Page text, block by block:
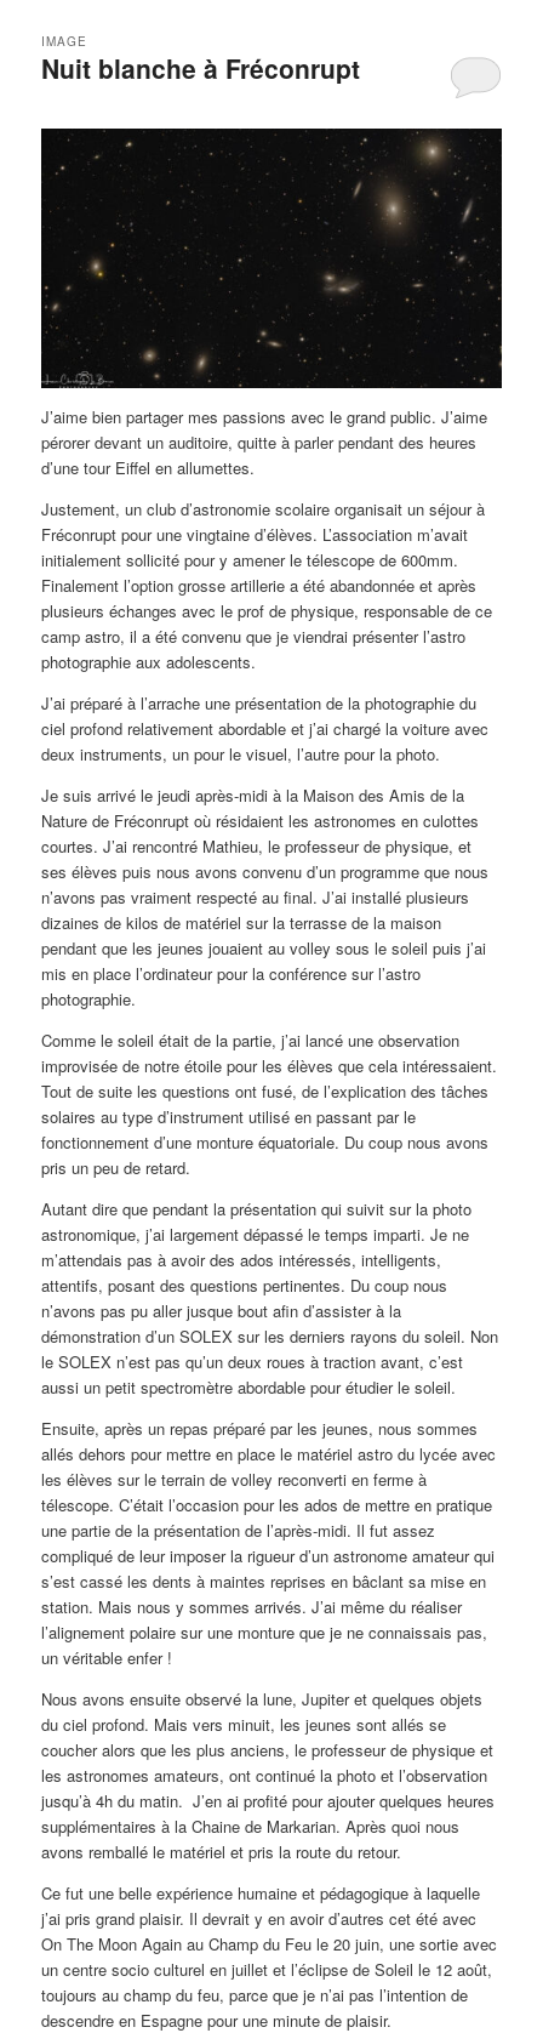
Nuit blanche à Fréconrupt
IMAGE
J’aime bien partager mes passions avec le grand public. J’aime
pérorer devant un auditoire, quitte à parler pendant des heures
d’une tour Eiffel en allumettes.
Justement, un club d’astronomie scolaire organisait un séjour à
Fréconrupt pour une vingtaine d’élèves. L’association m’avait
initialement sollicité pour y amener le télescope de 600mm.
Finalement l’option grosse artillerie a été abandonnée et après
plusieurs échanges avec le prof de physique, responsable de ce
camp astro, il a été convenu que je viendrai présenter l’astro
photographie aux adolescents.
J’ai préparé à l’arrache une présentation de la photographie du
ciel profond relativement abordable et j’ai chargé la voiture avec
deux instruments, un pour le visuel, l’autre pour la photo.
Je suis arrivé le jeudi après-midi à la Maison des Amis de la
Nature de Fréconrupt où résidaient les astronomes en culottes
courtes. J’ai rencontré Mathieu, le professeur de physique, et
ses élèves puis nous avons convenu d’un programme que nous
n’avons pas vraiment respecté au final. J’ai installé plusieurs
dizaines de kilos de matériel sur la terrasse de la maison
pendant que les jeunes jouaient au volley sous le soleil puis j’ai
mis en place l’ordinateur pour la conférence sur l’astro
photographie.
Comme le soleil était de la partie, j’ai lancé une observation
improvisée de notre étoile pour les élèves que cela intéressaient.
Tout de suite les questions ont fusé, de l’explication des tâches
solaires au type d’instrument utilisé en passant par le
fonctionnement d’une monture équatoriale. Du coup nous avons
pris un peu de retard.
Autant dire que pendant la présentation qui suivit sur la photo
astronomique, j’ai largement dépassé le temps imparti. Je ne
m’attendais pas à avoir des ados intéressés, intelligents,
attentifs, posant des questions pertinentes. Du coup nous
n’avons pas pu aller jusque bout afin d’assister à la
démonstration d’un SOLEX sur les derniers rayons du soleil. Non
le SOLEX n’est pas qu’un deux roues à traction avant, c’est
aussi un petit spectromètre abordable pour étudier le soleil.
Ensuite, après un repas préparé par les jeunes, nous sommes
allés dehors pour mettre en place le matériel astro du lycée avec
les élèves sur le terrain de volley reconverti en ferme à
télescope. C’était l’occasion pour les ados de mettre en pratique
une partie de la présentation de l’après-midi. Il fut assez
compliqué de leur imposer la rigueur d’un astronome amateur qui
s’est cassé les dents à maintes reprises en bâclant sa mise en
station. Mais nous y sommes arrivés. J’ai même du réaliser
l’alignement polaire sur une monture que je ne connaissais pas,
un véritable enfer !
Nous avons ensuite observé la lune, Jupiter et quelques objets
du ciel profond. Mais vers minuit, les jeunes sont allés se
coucher alors que les plus anciens, le professeur de physique et
les astronomes amateurs, ont continué la photo et l’observation
jusqu’à 4h du matin. J’en ai profité pour ajouter quelques heures
supplémentaires à la Chaine de Markarian. Après quoi nous
avons remballé le matériel et pris la route du retour.
Ce fut une belle expérience humaine et pédagogique à laquelle
j’ai pris grand plaisir. Il devrait y en avoir d’autres cet été avec
On The Moon Again au Champ du Feu le 20 juin, une sortie avec
un centre socio culturel en juillet et l’éclipse de Soleil le 12 août,
toujours au champ du feu, parce que je n’ai pas l’intention de
descendre en Espagne pour une minute de plaisir.